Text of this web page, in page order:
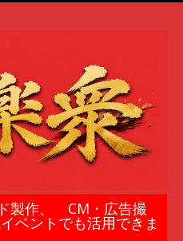
製作、 CM・広告撮
ベントでも活用できま